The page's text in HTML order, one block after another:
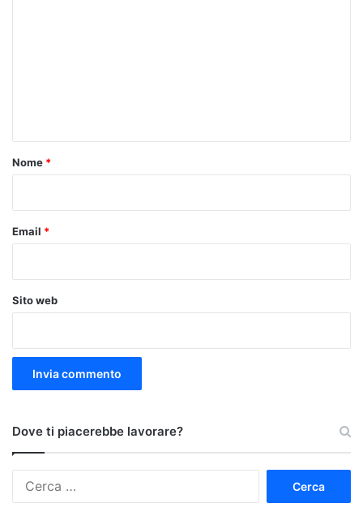
o
Nome *
Email *
Sito web
Dove ti piacerebbe lavorare?